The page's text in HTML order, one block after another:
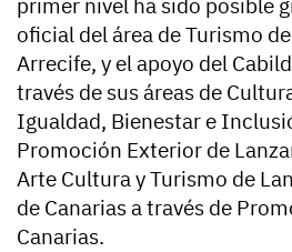
primer nivel ha sido posible
oficial del área de Turismo
Arrecife, y el apoyo del
través de sus áreas de
Igualdad, Bienestar e
Promoción Exterior de
Arte Cultura y Turismo de
de Canarias a través de
Canarias.